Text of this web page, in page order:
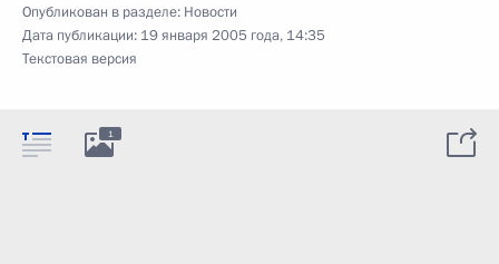
Опубликован в разделе: Новости
Дата публикации: 19 января 2005 года, 14:35
Текстовая версия
1